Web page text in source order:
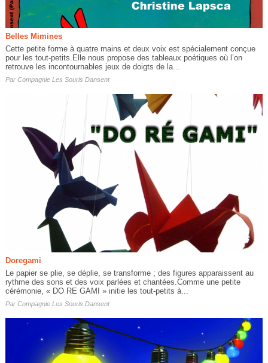
Belles Mimines
Cette petite forme à quatre mains et deux voix est spécialement conçue
pour les tout-petits.Elle nous propose des tableaux poétiques où l’on
retrouve les incontournables jeux de doigts de la...
Par Compagnie Les Souris Dansent
Doregami
Le papier se plie, se déplie, se transforme ; des figures apparaissent au
rythme des sons et des voix parlées et chantées.Comme une petite
cérémonie, « DO RE GAMI » initie les tout-petits à...
Par Compagnie Les Souris Dansent